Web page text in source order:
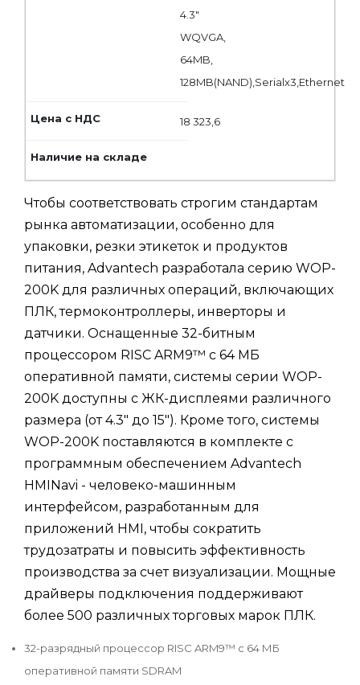
4.3"
WQVGA,
64MB,
128MB(NAND),Serialx3,Ethernet
18 323,6
Чтобы соответствовать строгим стандартам
рынка автоматизации, особенно для
упаковки, резки этикеток и продуктов
питания, Advantech разработала серию WOP-
200K для различных операций, включающих
ПЛК, термоконтроллеры, инверторы и
датчики. Оснащенные 32-битным
процессором RISC ARM9™ с 64 МБ
оперативной памяти, системы серии WOP-
200K доступны с ЖК-дисплеями различного
размера (от 4.3" до 15"). Кроме того, системы
WOP-200K поставляются в комплекте с
программным обеспечением Advantech
HMINavi - человеко-машинным
интерфейсом, разработанным для
приложений HMI, чтобы сократить
трудозатраты и повысить эффективность
производства за счет визуализации. Мощные
драйверы подключения поддерживают
более 500 различных торговых марок ПЛК.
32-разрядный процессор RISC ARM9™ с 64 МБ
оперативной памяти SDRAM